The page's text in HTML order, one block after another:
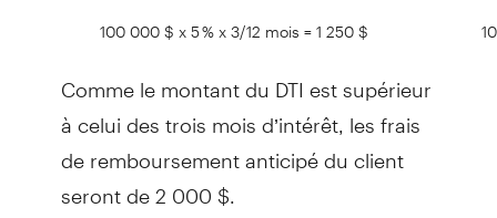
100 000 $ x 5 % x 3/12 mois = 1 250 $
Comme le montant du DTI est supérieur
à celui des trois mois d’intérêt, les frais
de remboursement anticipé du client
seront de 2 000 $.